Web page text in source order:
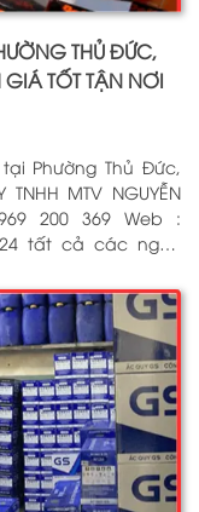
THỦ ĐỨC,
GIÁ TỐT TẬN NƠI
Phường Thủ Đức,
tất cả các ngày
tận nơi 24/7 BẤM
369